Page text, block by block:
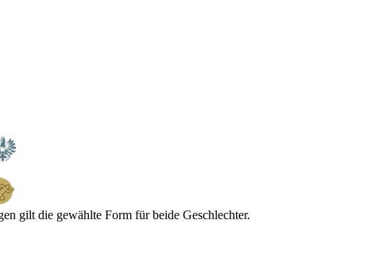
gilt die gewählte Form für beide Geschlechter.